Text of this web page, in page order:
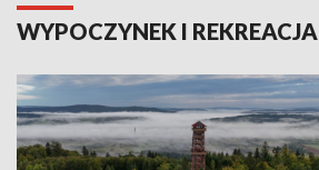
WYPOCZYNEK I REKREACJA